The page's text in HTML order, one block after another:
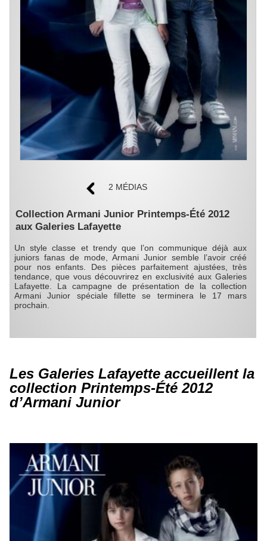
2 MÉDIAS
Collection Armani Junior Printemps-Été 2012
aux Galeries Lafayette
Un style classe et trendy que l’on communique déjà aux
juniors fanas de mode, Armani Junior semble l’avoir créé
pour nos enfants. Des pièces parfaitement ajustées, très
tendance, que vous découvrirez en exclusivité aux Galeries
Lafayette. La campagne de présentation de la collection
Armani Junior spéciale fillette se terminera le 17 mars
prochain.
Les Galeries Lafayette accueillent la
collection Printemps-Été 2012
d’Armani Junior